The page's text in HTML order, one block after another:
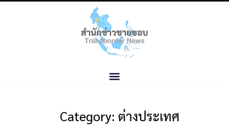
Category: ต่างประเทศ